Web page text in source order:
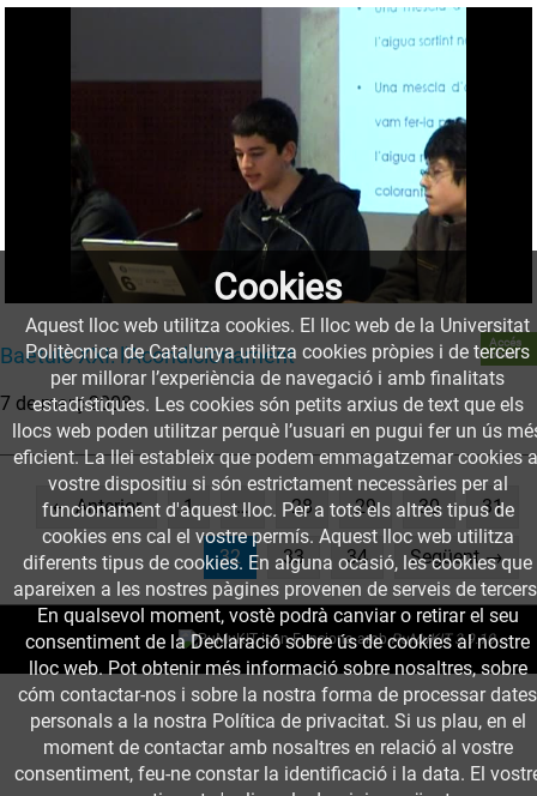
Baetulo XXI: l'Acondicionament
Accés
obert
7 de març 2008
← Anterior 1 … 28 29 30 31
32 (current)
33 34 Següent →
Cookies
Aquest lloc web utilitza cookies. El lloc web de la Universitat
Politècnica de Catalunya utilitza cookies pròpies i de tercers
per millorar l’experiència de navegació i amb finalitats
estadístiques. Les cookies són petits arxius de text que els
llocs web poden utilitzar perquè l’usuari en pugui fer un ús
eficient. La llei estableix que podem emmagatzemar cookies
vostre dispositiu si són estrictament necessàries per al
funcionament d'aquest lloc. Per a tots els altres tipus de
cookies ens cal el vostre permís. Aquest lloc web utilitza
diferents tipus de cookies. En alguna ocasió, les cookies que
apareixen a les nostres pàgines provenen de serveis de
En qualsevol moment, vostè podrà canviar o retirar el seu
consentiment de la Declaració sobre ús de cookies al nostre
lloc web. Pot obtenir més informació sobre nosaltres, sobre
cóm contactar-nos i sobre la nostra forma de processar dates
personals a la nostra Política de privacitat. Si us plau, en el
moment de contactar amb nosaltres en relació al vostre
consentiment, feu-ne constar la identificació i la data. El
Funciona ambPuMuKIT 3.9.10